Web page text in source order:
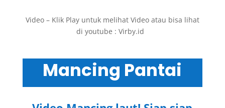
Video – Klik Play untuk melihat Video atau bisa lihat
di youtube : Virby.id
.
Mancing Pantai